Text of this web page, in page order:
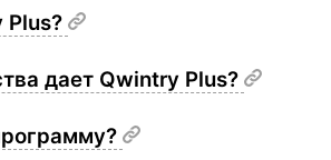
Plus?
дает Qwintry Plus?